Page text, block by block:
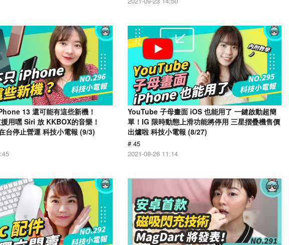
13 還可能有這些新機！
用嘿 Siri 放 KKBOX的音樂！
台停止營運 科技小電報 (9/3)
YouTube 子母畫面 iOS 也能用了 一鍵啟動超簡
單！IG 限時動態上滑功能將停用 三星摺疊機售價
出爐啦 科技小電報 (8/27)
# 45
2021-08-26 11:14